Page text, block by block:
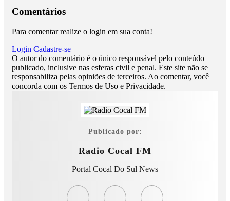
Comentários
Para comentar realize o login em sua conta!
Login Cadastre-se
O autor do comentário é o único responsável pelo conteúdo
publicado, inclusive nas esferas civil e penal. Este site não se
responsabiliza pelas opiniões de terceiros. Ao comentar, você
concorda com os Termos de Uso e Privacidade.
Publicado por:
Radio Cocal FM
Portal Cocal Do Sul News